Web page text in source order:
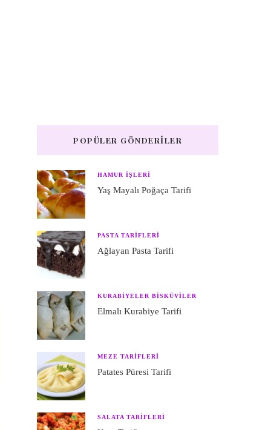
POPÜLER GÖNDERILER
HAMUR IŞLERI
Yaş Mayalı Poğaça Tarifi
PASTA TARIFLERI
Ağlayan Pasta Tarifi
KURABIYELER BISKÜVILER
Elmalı Kurabiye Tarifi
MEZE TARIFLERI
Patates Püresi Tarifi
SALATA TARIFLERI